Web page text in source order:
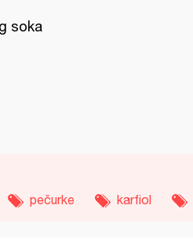
soka
pečurke karfiol